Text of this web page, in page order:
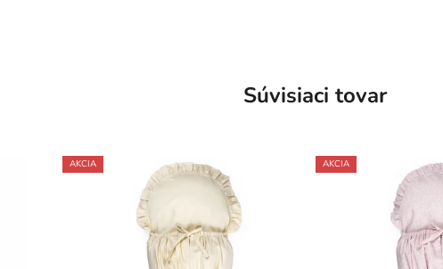
Súvisiaci tovar
AKCIA AKCIA